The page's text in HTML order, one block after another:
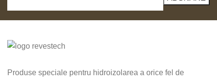
Produse speciale pentru hidroizolarea a orice fel de